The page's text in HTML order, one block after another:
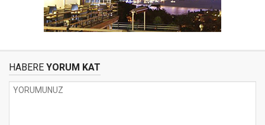
HABERE YORUM KAT